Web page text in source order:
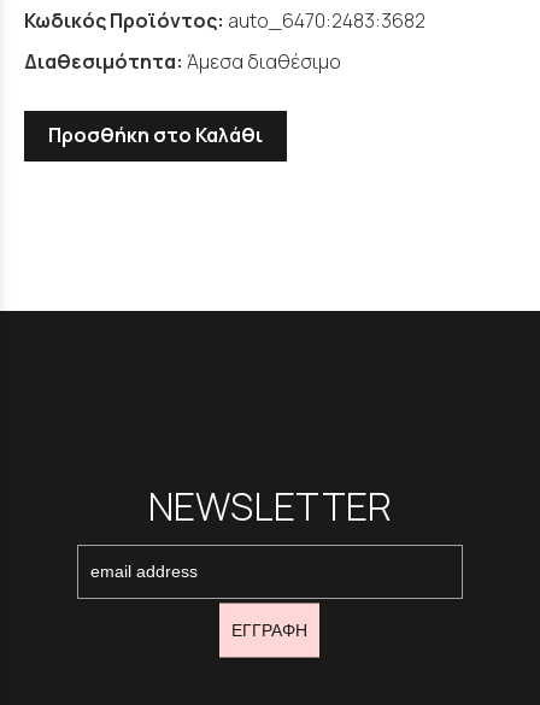
Κωδικός Προϊόντος: auto_6470:2483:3682
Διαθεσιμότητα: Άμεσα διαθέσιμο
Προσθήκη στο Καλάθι
NEWSLETTER
ΕΓΓΡΑΦΗ